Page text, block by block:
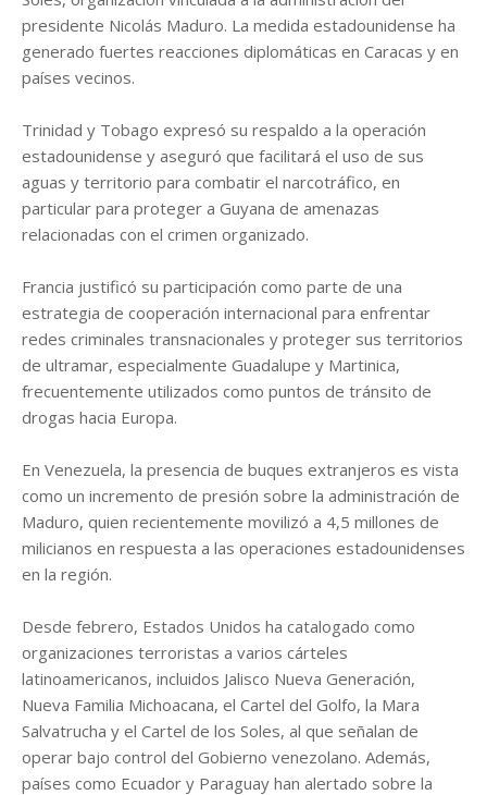
presidente Nicolás Maduro. La medida estadounidense ha
generado fuertes reacciones diplomáticas en Caracas y en
países vecinos.
Trinidad y Tobago expresó su respaldo a la operación
estadounidense y aseguró que facilitará el uso de sus
aguas y territorio para combatir el narcotráfico, en
particular para proteger a Guyana de amenazas
relacionadas con el crimen organizado.
Francia justificó su participación como parte de una
estrategia de cooperación internacional para enfrentar
redes criminales transnacionales y proteger sus territorios
de ultramar, especialmente Guadalupe y Martinica,
frecuentemente utilizados como puntos de tránsito de
drogas hacia Europa.
En Venezuela, la presencia de buques extranjeros es vista
como un incremento de presión sobre la administración de
Maduro, quien recientemente movilizó a 4,5 millones de
milicianos en respuesta a las operaciones estadounidenses
en la región.
Desde febrero, Estados Unidos ha catalogado como
organizaciones terroristas a varios cárteles
latinoamericanos, incluidos Jalisco Nueva Generación,
Nueva Familia Michoacana, el Cartel del Golfo, la Mara
Salvatrucha y el Cartel de los Soles, al que señalan de
operar bajo control del Gobierno venezolano. Además,
países como Ecuador y Paraguay han alertado sobre la